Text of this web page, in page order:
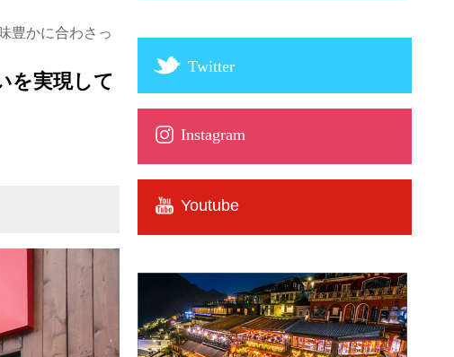
豊かに合わさっ
を実現して
Twitter
Instagram
Youtube